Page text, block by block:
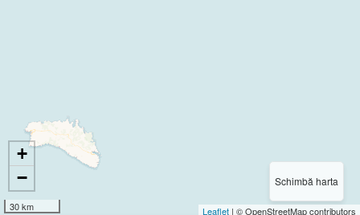
Schimbă harta
+
−
30 km Leaflet | © OpenStreetMap contributors